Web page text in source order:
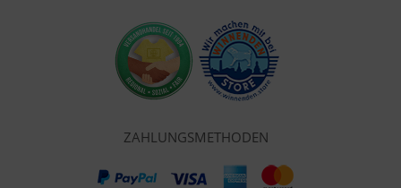
ZAHLUNGSMETHODEN